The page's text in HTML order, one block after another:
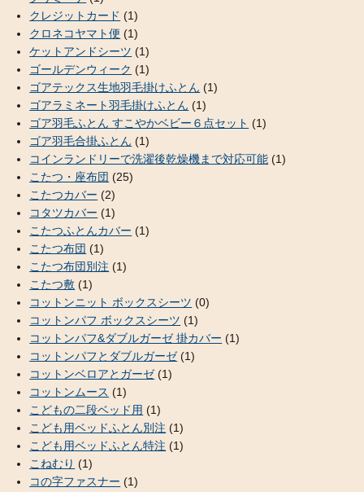
クレジットカード (1)
クロネコヤマト便 (1)
ケットアンドシーツ (1)
ゴールデンウィーク (1)
ゴアテックス生地羽毛掛けふとん (1)
ゴアラミネート羽毛掛けふとん (1)
ゴア羽毛ふとん すこやかベビー６点セット (1)
ゴア羽毛合掛ふとん (1)
コインランドリーで洗濯後乾燥機まで対応可能 (1)
こたつ・座布団 (25)
こたつカバー (2)
コタツカバー (1)
こたつふとんカバー (1)
こたつ布団 (1)
こたつ布団別注 (1)
こたつ敷 (1)
コットンニット ボックスシーツ (0)
コットンパフ ボックスシーツ (1)
コットンパフ&ダブルガーゼ 掛カバー (1)
コットンパフとダブルガーゼ(1)
コットンベロアとガーゼ(1)
コットンムース (1)
こどもの二段ベッド用 (1)
こども用ベッドふとん別注 (1)
こども用ベッドふとん特注 (1)
こねむり (1)
コの字ファスナー (1)